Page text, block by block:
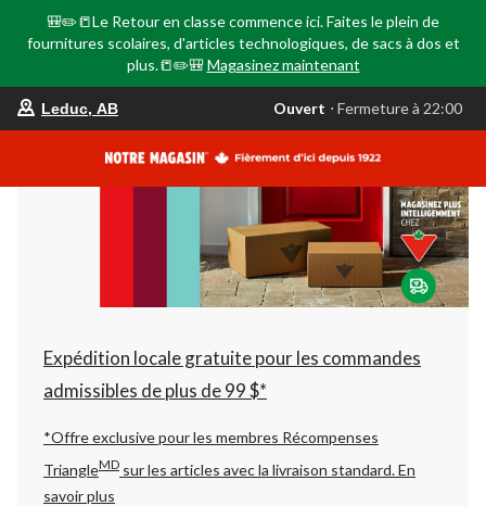
🎒✏️📒Le Retour en classe commence ici. Faites le plein de
fournitures scolaires, d'articles technologiques, de sacs à dos et
plus.📒✏️🎒 Magasinez maintenant
votre
est
AB,
Ouvert,
Fermeture
à
22:00
changer
Leduc, AB Ouvert ⋅ Fermeture à 22:00
Expédition locale gratuite pour les commandes
admissibles de plus de 99 $*
*Offre exclusive pour les membres Récompenses
TriangleMD sur les articles avec la livraison standard.En
savoir plus